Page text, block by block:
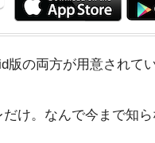
版の両方が用意されて
け。なんで今まで知